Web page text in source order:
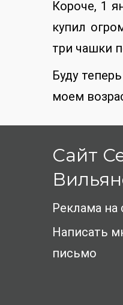
Короче, 1
купил
три чашки
Буду
моем
Сайт
Реклама на
Написать
письмо